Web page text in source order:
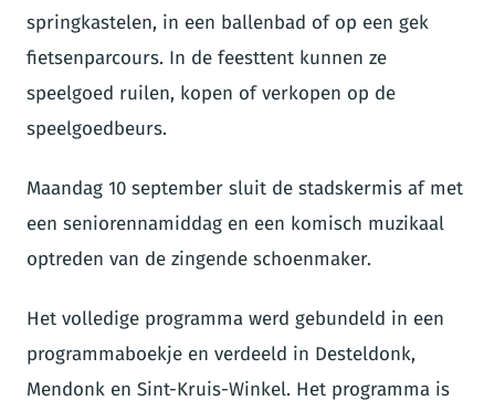
springkastelen, in een ballenbad of op een gek
fietsenparcours. In de feesttent kunnen ze
speelgoed ruilen, kopen of verkopen op de
speelgoedbeurs.
Maandag 10 september sluit de stadskermis af met
een seniorennamiddag en een komisch muzikaal
optreden van de zingende schoenmaker.
Het volledige programma werd gebundeld in een
programmaboekje en verdeeld in Desteldonk,
Mendonk en Sint-Kruis-Winkel. Het programma is